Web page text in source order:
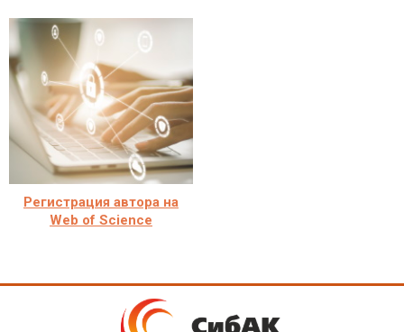
Регистрация автора на
Web of Science